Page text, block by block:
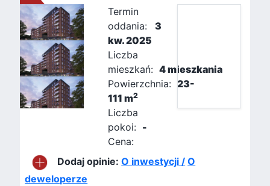
Termin
oddania:
3
kw. 2025
Liczba
mieszkań: 4 mieszkania
Powierzchnia: 23-
111 m2
Liczba
pokoi: -
Cena:
Dodaj opinie:O inwestycji / O
deweloperze